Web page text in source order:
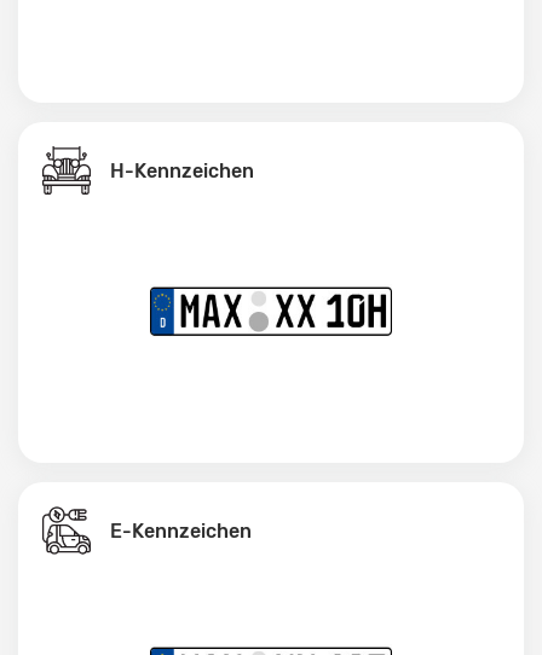
H-Kennzeichen
E-Kennzeichen